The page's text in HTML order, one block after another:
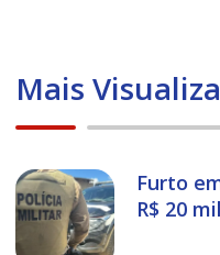
Mais
Furto
R$ 20